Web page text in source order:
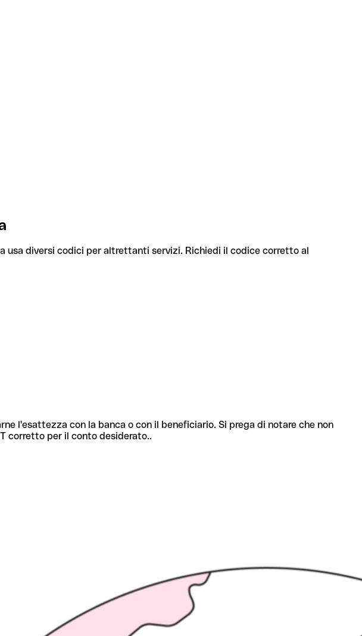
usa diversi codici per altrettanti servizi. Richiedi il codice corretto al
l'esattezza con la banca o con il beneficiario. Si prega di notare che non
corretto per il conto desiderato..